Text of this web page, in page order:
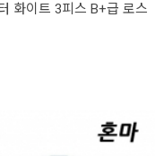
화이트 3피스 B+급 로스